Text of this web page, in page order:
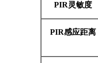
PIR灵敏度
PIR感应距离